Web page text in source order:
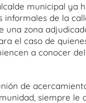
municipal ya
informales de la
una zona
el caso de
a conocer
de
siempre le